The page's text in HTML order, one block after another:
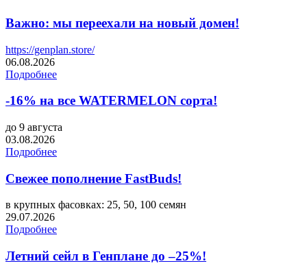
Важно: мы переехали на новый домен!
https://genplan.store/
06.08.2026
Подробнее
-16% на все WATERMELON сорта!
до 9 августа
03.08.2026
Подробнее
Свежее пополнение FastBuds!
в крупных фасовках: 25, 50, 100 семян
29.07.2026
Подробнее
Летний сейл в Генплане до –25%!